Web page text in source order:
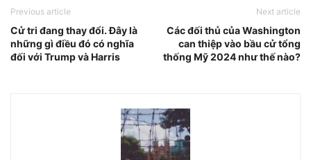
Previous article
Cử tri đang thay đổi. Đây là
những gì điều đó có nghĩa
đối với Trump và Harris
Next article
Các đối thủ của Washington
can thiệp vào bầu cử tổng
thống Mỹ 2024 như thế nào?